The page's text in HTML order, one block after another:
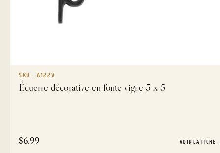
SKU · A122V
Équerre décorative en fonte vigne 5 x 5
$6.99 VOIR LA FICHE